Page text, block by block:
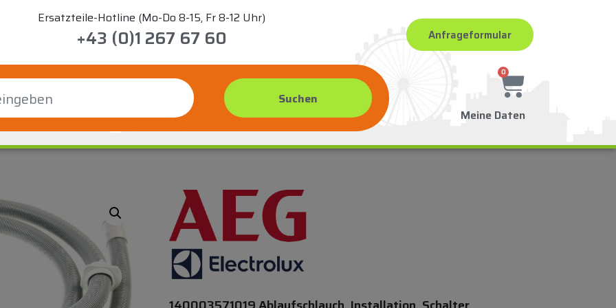
Ersatzteile-Hotline (Mo-Do 8-15, Fr 8-12 Uhr)
+43 (0)1 267 67 60 Anfrageformular
0
Meine Daten